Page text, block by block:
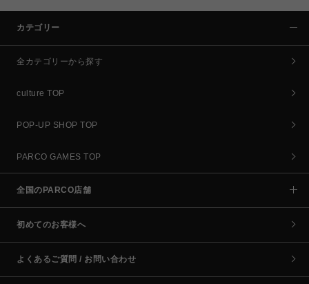
カテゴリー
全カテゴリーから探す
culture TOP
POP-UP SHOP TOP
PARCO GAMES TOP
全国のPARCO店舗
初めてのお客様へ
よくあるご質問 / お問い合わせ